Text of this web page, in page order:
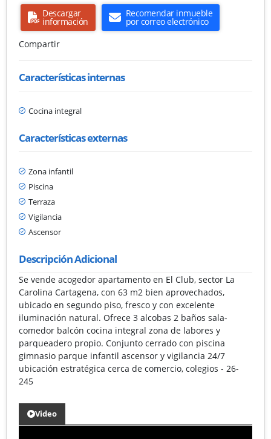
Descargar
información
Recomendar inmueble
por correo electrónico
Compartir
Características internas
Cocina integral
Características externas
Zona infantil
Piscina
Terraza
Vigilancia
Ascensor
Descripción Adicional
Se vende acogedor apartamento en El Club, sector La
Carolina Cartagena, con 63 m2 bien aprovechados,
ubicado en segundo piso, fresco y con excelente
iluminación natural. Ofrece 3 alcobas 2 baños sala-
comedor balcón cocina integral zona de labores y
parqueadero propio. Conjunto cerrado con piscina
gimnasio parque infantil ascensor y vigilancia 24/7
ubicación estratégica cerca de comercio, colegios - 26-
245
Video